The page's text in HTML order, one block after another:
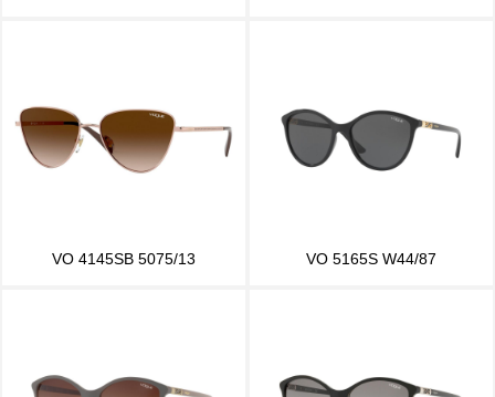
VO 4145SB 5075/13 VO 5165S W44/87